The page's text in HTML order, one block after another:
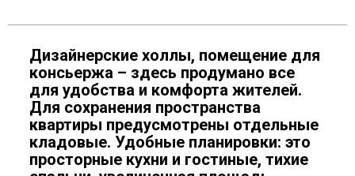
Дизайнерские холлы, помещение для
консьержа – здесь продумано все
для удобства и комфорта жителей.
Для сохранения пространства
квартиры предусмотрены отдельные
кладовые. Удобные планировки: это
просторные кухни и гостиные, тихие